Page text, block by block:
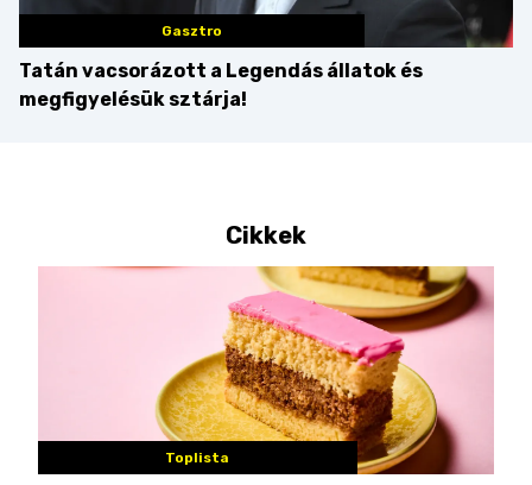
Gasztro
Tatán vacsorázott a Legendás állatok és
megfigyelésük sztárja!
Cikkek
Toplista